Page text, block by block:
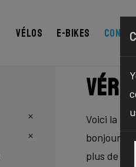
Vélos E-bikes
Voici la
bonjour à
plus de